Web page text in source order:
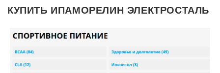
КУПИТЬ ИПАМОРЕЛИН ЭЛЕКТРОСТАЛЬ